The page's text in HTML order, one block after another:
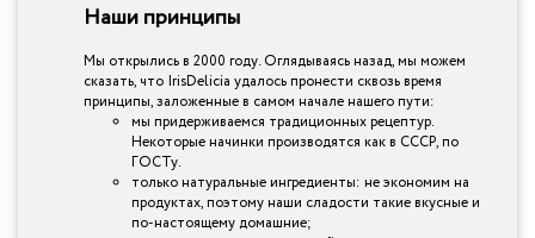
Наши принципы
Мы открылись в 2000 году. Оглядываясь назад, мы можем
сказать, что IrisDelicia удалось пронести сквозь время
принципы, заложенные в самом начале нашего пути:
мы придерживаемся традиционных рецептур.
Некоторые начинки производятся как в СССР, по
ГОСТу.
только натуральные ингредиенты: не экономим на
продуктах, поэтому наши сладости такие вкусные и
по-настоящему домашние;